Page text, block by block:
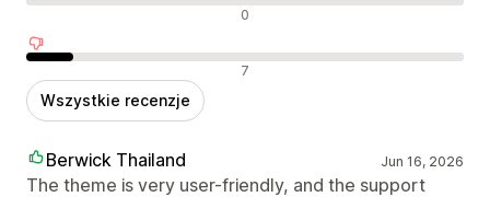
Neutralne recenzje 0
Negatywne recenzje 7
Wszystkie recenzje
Berwick Thailand Jun 16, 2026
The theme is very user-friendly, and the support